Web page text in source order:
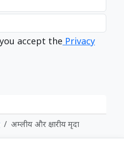
accept the Privacy
अम्लीय और क्षारीय मृदा